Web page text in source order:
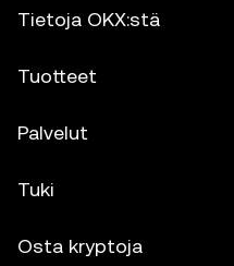
Tietoja OKX:stä
Tuotteet
Palvelut
Tuki
Osta kryptoja